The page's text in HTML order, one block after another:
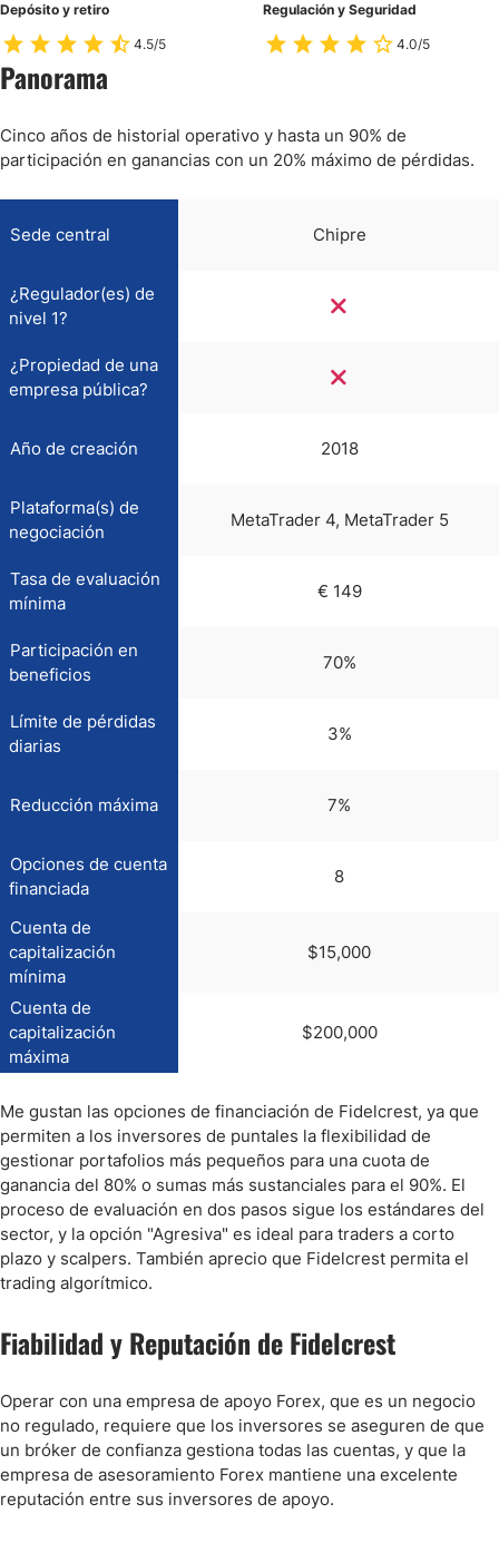
Depósito y retiro
4.5/5
Regulación y Seguridad
4.0/5
Panorama
Cinco años de historial operativo y hasta un 90% de
participación en ganancias con un 20% máximo de pérdidas.
Sede central Chipre
¿Regulador(es) de
nivel 1?
¿Propiedad de una
empresa pública?
Año de creación 2018
Plataforma(s) de
negociación
MetaTrader 4, MetaTrader 5
Tasa de evaluación
mínima
€ 149
Participación en
beneficios
70%
Límite de pérdidas
diarias
3%
Reducción máxima 7%
Opciones de cuenta
financiada
8
Cuenta de
capitalización
mínima
$15,000
Cuenta de
capitalización
máxima
$200,000
Me gustan las opciones de financiación de Fidelcrest, ya que
permiten a los inversores de puntales la flexibilidad de
gestionar portafolios más pequeños para una cuota de
ganancia del 80% o sumas más sustanciales para el 90%. El
proceso de evaluación en dos pasos sigue los estándares del
sector, y la opción "Agresiva" es ideal para traders a corto
plazo y scalpers. También aprecio que Fidelcrest permita el
trading algorítmico.
Fiabilidad y Reputación de Fidelcrest
Operar con una empresa de apoyo Forex, que es un negocio
no regulado, requiere que los inversores se aseguren de que
un bróker de confianza gestiona todas las cuentas, y que la
empresa de asesoramiento Forex mantiene una excelente
reputación entre sus inversores de apoyo.